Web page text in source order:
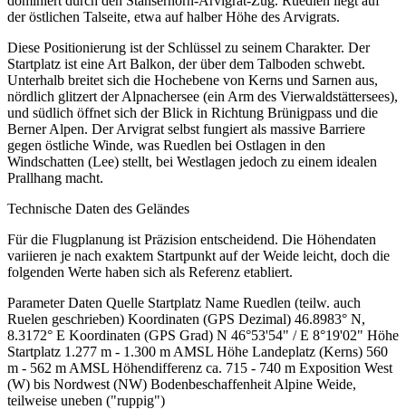
der östlichen Talseite, etwa auf halber Höhe des Arvigrats.
Diese Positionierung ist der Schlüssel zu seinem Charakter. Der
Startplatz ist eine Art Balkon, der über dem Talboden schwebt.
Unterhalb breitet sich die Hochebene von Kerns und Sarnen aus,
nördlich glitzert der Alpnachersee (ein Arm des Vierwaldstättersees),
und südlich öffnet sich der Blick in Richtung Brünigpass und die
Berner Alpen. Der Arvigrat selbst fungiert als massive Barriere
gegen östliche Winde, was Ruedlen bei Ostlagen in den
Windschatten (Lee) stellt, bei Westlagen jedoch zu einem idealen
Prallhang macht.
Technische Daten des Geländes
Für die Flugplanung ist Präzision entscheidend. Die Höhendaten
variieren je nach exaktem Startpunkt auf der Weide leicht, doch die
folgenden Werte haben sich als Referenz etabliert.
Parameter Daten Quelle Startplatz Name Ruedlen (teilw. auch
Ruelen geschrieben) Koordinaten (GPS Dezimal) 46.8983° N,
8.3172° E Koordinaten (GPS Grad) N 46°53'54" / E 8°19'02" Höhe
Startplatz 1.277 m - 1.300 m AMSL Höhe Landeplatz (Kerns) 560
m - 562 m AMSL Höhendifferenz ca. 715 - 740 m Exposition West
(W) bis Nordwest (NW) Bodenbeschaffenheit Alpine Weide,
teilweise uneben ("ruppig")